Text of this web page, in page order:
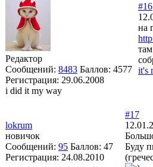
Редактор
Сообщений: 8483 Баллов: 4577
Регистрация: 29.06.2008
i did it my way
#16
на
it's
lokrum
новичок
Сообщений: 95 Баллов: 47
Регистрация: 24.08.2010
#17
Буду